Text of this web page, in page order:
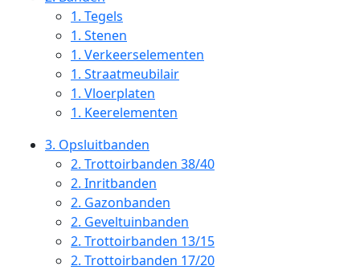
1. Tegels
1. Stenen
1. Verkeerselementen
1. Straatmeubilair
1. Vloerplaten
1. Keerelementen
3. Opsluitbanden
2. Trottoirbanden 38/40
2. Inritbanden
2. Gazonbanden
2. Geveltuinbanden
2. Trottoirbanden 13/15
2. Trottoirbanden 17/20